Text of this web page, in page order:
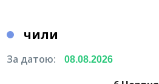
чили
За датою: